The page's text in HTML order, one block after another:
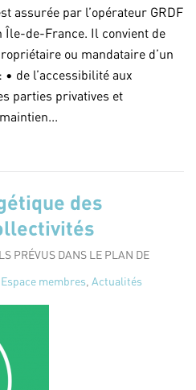
assurée par l’opérateur GRDF
Île-de-France. Il convient de
ou mandataire d’un
de l’accessibilité aux
parties privatives et
des
PRÉVUS DANS LE PLAN DE
Espace membres, Actualités